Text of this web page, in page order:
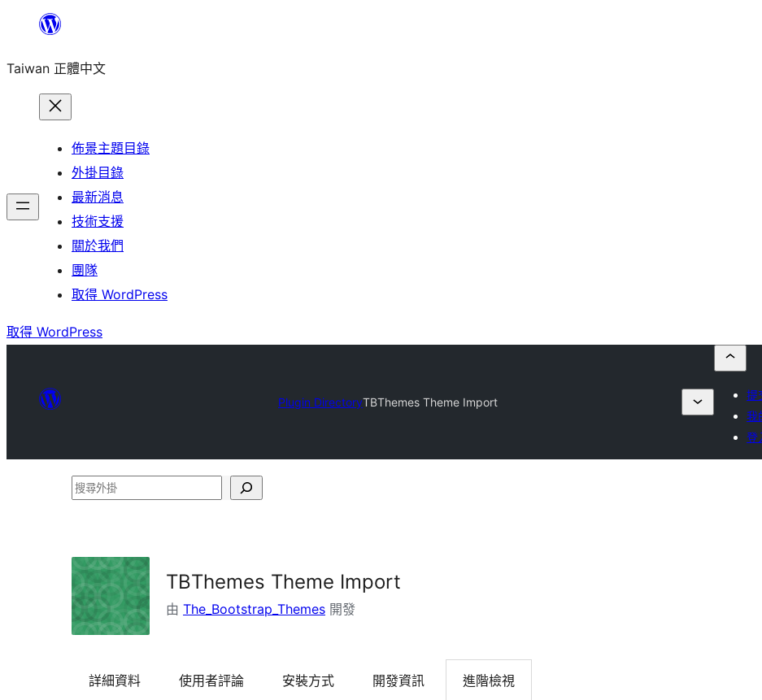
主
Taiwan 正體中文
佈景主題目錄
外掛目錄
最新消息
技術支援
關於我們
團隊
取得 WordPress
取得 WordPress
Plugin DirectoryTBThemes Theme Import
提
我
登
搜
掛
TBThemes Theme Import
由 The_Bootstrap_Themes 開發
詳細資料 使用者評論 安裝方式 開發資訊 進階檢視